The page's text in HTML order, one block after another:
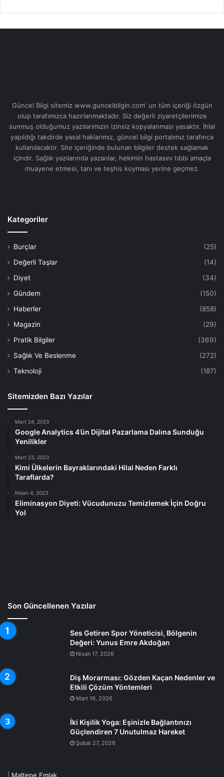
Güncel Bilgi sitemiz www.guncelbilgin.com' un tüm içeriği özgün
olup tarafımızca hazırlanmaktadır. Siz değerli ziyaretçilerimize
sunmuş olduğumuz yazılarımızın izinsiz kopyalanması yasaktır. İhlal
yapıldığı takdirde yasal haklarımız, güncel bilgi portalımız tarafınca
kullanılacaktır. Site içeriğinde bulunan bilgiler destek sağlamak
içindir. Sağlık yazılarında yazanlar, hekimin hastasını tıbbi amaçla
muayene etmesi, tanı ve teşhis koyması yerine geçmez.
Kategoriler
Burçlar
(25)
Değerli Taşlar
(14)
Diyet
(34)
Gündem
(150)
Haberler
(858)
Magazin
(29)
Pratik Bilgiler
(369)
Sağlık Ve Beslenme
(272)
Teknoloji
(187)
Sitemizden Bazı Yazılar
Mart 24, 2023
Google Analytics 4’ün Dijital Pazarlama Dalına Sunduğu
Yenilikler
Mart 23, 2023
Kimi Ülkelerin Bayraklarındaki Hilal Neden Farklı
Taraflarda?
Nisan 4, 2023
Eliminasyon Diyeti: Vücudunuzu Temizlemek İçin Doğru
Yol
Son Güncellenen Yazılar
Ses Getiren Spor Yöneticisi, Bölgenin
Değeri: Yunus Emre Akdoğan
Nisan 17, 2026
Diş Morarması: Gözden Kaçan Nedenler ve
Etkili Çözüm Yöntemleri
Mart 16, 2026
İki Kişilik Yoga: Eşinizle Bağlantınızı
Güçlendiren 7 Unutulmaz Hareket
Şubat 27, 2026
Maltepe Emlak